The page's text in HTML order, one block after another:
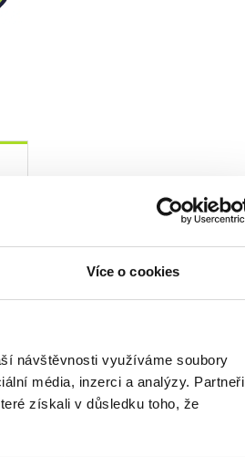
Více o cookies
návštěvnosti využíváme soubory
média, inzerci a analýzy. Partneři
získali v důsledku toho, že